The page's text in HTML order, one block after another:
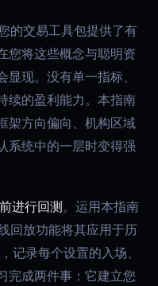
的交易工具包提供了有
您将这些概念与聪明资
现。没有单一指标、
续的盈利能力。本指南
架方向偏向、机构区域
系统中的一层时变得强
进行回测。运用本指南
回放功能将其应用于历
记录每个设置的入场、
完成两件事：它建立您